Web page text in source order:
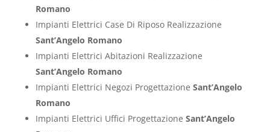
Romano
Impianti Elettrici Case Di Riposo Realizzazione
Sant’Angelo Romano
Impianti Elettrici Abitazioni Realizzazione
Sant’Angelo Romano
Impianti Elettrici Negozi Progettazione Sant’Angelo
Romano
Impianti Elettrici Uffici Progettazione Sant’Angelo